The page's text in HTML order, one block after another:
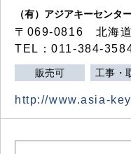
（有）アジアキーセンタ
〒069-0816 北海道
TEL：011-384-
販売可 工事・
http://www.asia-